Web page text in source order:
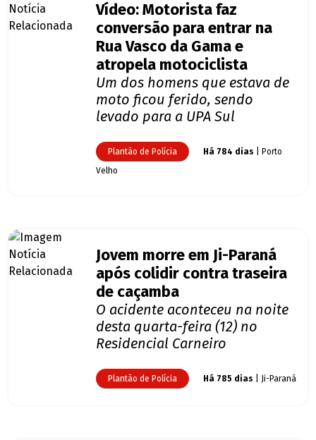
Vídeo: Motorista faz
conversão para entrar na
Rua Vasco da Gama e
atropela motociclista
Um dos homens que estava de
moto ficou ferido, sendo
levado para a UPA Sul
Plantão de Polícia Há 784 dias | Porto
Velho
Jovem morre em Ji-Paraná
após colidir contra traseira
de caçamba
O acidente aconteceu na noite
desta quarta-feira (12) no
Residencial Carneiro
Plantão de Polícia Há 785 dias | Ji-Paraná